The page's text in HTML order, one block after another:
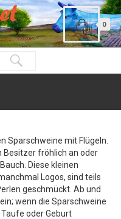
0
Sparschweine mit Flügeln.
Besitzer fröhlich an oder
Diese kleinen
Logos, sind teils
geschmückt. Ab und
wenn die Sparschweine
oder Geburt